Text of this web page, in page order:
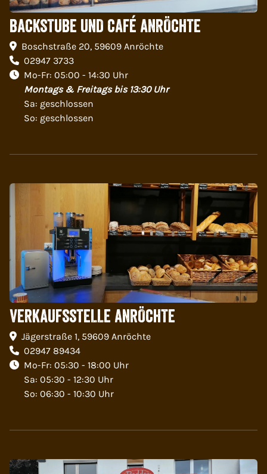
BACKSTUBE UND CAFÉ ANRÖCHTE
Boschstraße 20, 59609 Anröchte
02947 3733
Mo-Fr: 05:00 - 14:30 Uhr
Montags & Freitags bis 13:30 Uhr
Sa: geschlossen
So: geschlossen
VERKAUFSSTELLE ANRÖCHTE
Jägerstraße 1, 59609 Anröchte
02947 89434
Mo-Fr: 05:30 - 18:00 Uhr
Sa: 05:30 - 12:30 Uhr
So: 06:30 - 10:30 Uhr